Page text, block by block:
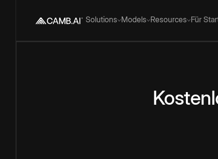
Solutions Models Resources Für